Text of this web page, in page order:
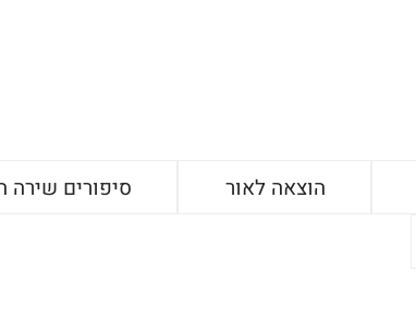
הוצאה לאור סיפורים שירה